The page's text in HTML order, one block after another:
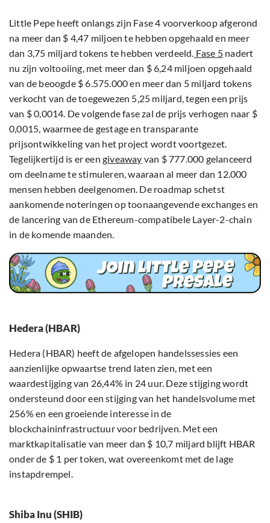
Little Pepe heeft onlangs zijn Fase 4 voorverkoop afgerond
na meer dan $ 4,47 miljoen te hebben opgehaald en meer
dan 3,75 miljard tokens te hebben verdeeld. Fase 5 nadert
nu zijn voltooiing, met meer dan $ 6,24 miljoen opgehaald
van de beoogde $ 6.575.000 en meer dan 5 miljard tokens
verkocht van de toegewezen 5,25 miljard, tegen een prijs
van $ 0,0014. De volgende fase zal de prijs verhogen naar $
0,0015, waarmee de gestage en transparante
prijsontwikkeling van het project wordt voortgezet.
Tegelijkertijd is er een giveaway van $ 777.000 gelanceerd
om deelname te stimuleren, waaraan al meer dan 12.000
mensen hebben deelgenomen. De roadmap schetst
aankomende noteringen op toonaangevende exchanges en
de lancering van de Ethereum-compatibele Layer-2-chain
in de komende maanden.
Hedera (HBAR)
Hedera (HBAR) heeft de afgelopen handelssessies een
aanzienlijke opwaartse trend laten zien, met een
waardestijging van 26,44% in 24 uur. Deze stijging wordt
ondersteund door een stijging van het handelsvolume met
256% en een groeiende interesse in de
blockchaininfrastructuur voor bedrijven. Met een
marktkapitalisatie van meer dan $ 10,7 miljard blijft HBAR
onder de $ 1 per token, wat overeenkomt met de lage
instapdrempel.
Shiba Inu (SHIB)